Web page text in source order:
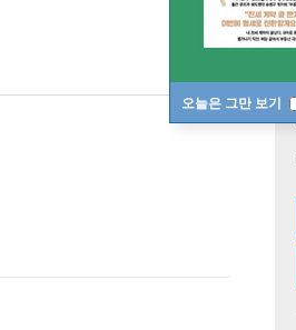
오늘은 그만 보기